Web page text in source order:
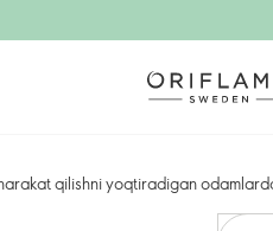
qilishni yoqtiradigan